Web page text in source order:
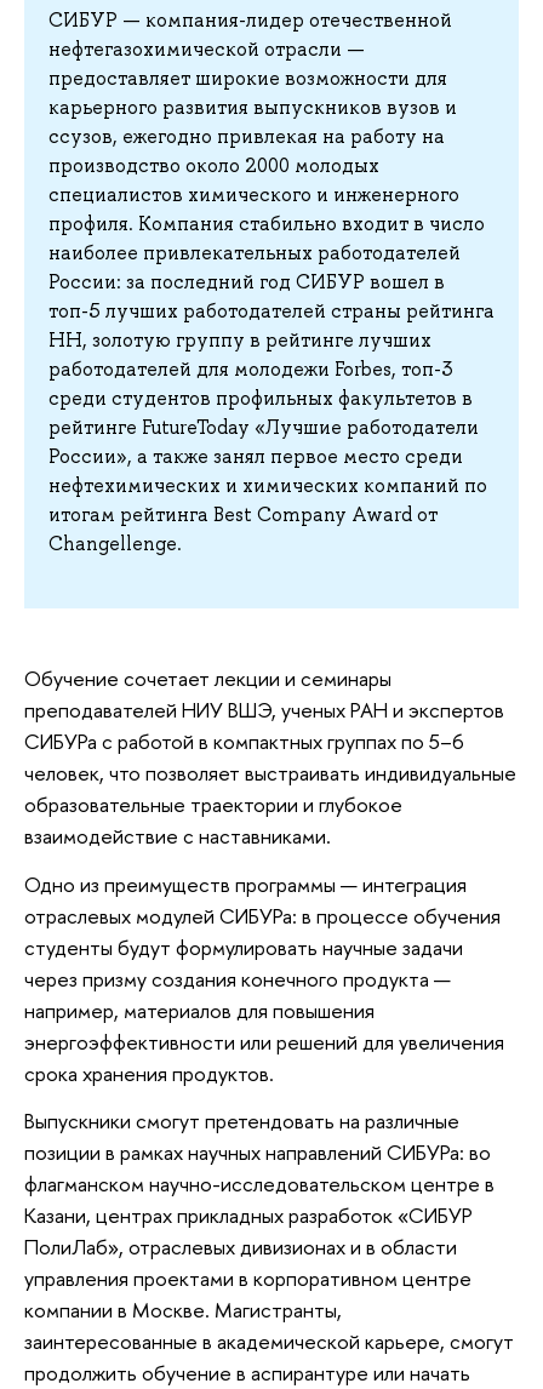
СИБУР — компания-лидер отечественной
нефтегазохимической отрасли —
предоставляет широкие возможности для
карьерного развития выпускников вузов и
ссузов, ежегодно привлекая на работу на
производство около 2000 молодых
специалистов химического и инженерного
профиля. Компания стабильно входит в число
наиболее привлекательных работодателей
России: за последний год СИБУР вошел в
топ-5 лучших работодателей страны рейтинга
HH, золотую группу в рейтинге лучших
работодателей для молодежи Forbes, топ-3
среди студентов профильных факультетов в
рейтинге FutureToday «Лучшие работодатели
России», а также занял первое место среди
нефтехимических и химических компаний по
итогам рейтинга Best Company Award от
Changellenge.
Обучение сочетает лекции и семинары
преподавателей НИУ ВШЭ, ученых РАН и экспертов
СИБУРа с работой в компактных группах по 5–6
человек, что позволяет выстраивать индивидуальные
образовательные траектории и глубокое
взаимодействие с наставниками.
Одно из преимуществ программы — интеграция
отраслевых модулей СИБУРа: в процессе обучения
студенты будут формулировать научные задачи
через призму создания конечного продукта —
например, материалов для повышения
энергоэффективности или решений для увеличения
срока хранения продуктов.
Выпускники смогут претендовать на различные
позиции в рамках научных направлений СИБУРа: во
флагманском научно-исследовательском центре в
Казани, центрах прикладных разработок «СИБУР
ПолиЛаб», отраслевых дивизионах и в области
управления проектами в корпоративном центре
компании в Москве. Магистранты,
заинтересованные в академической карьере, смогут
продолжить обучение в аспирантуре или начать